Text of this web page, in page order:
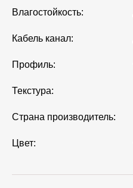
Влагостойкость:
Кабель канал:
Профиль:
Текстура:
Страна производитель:
Цвет: